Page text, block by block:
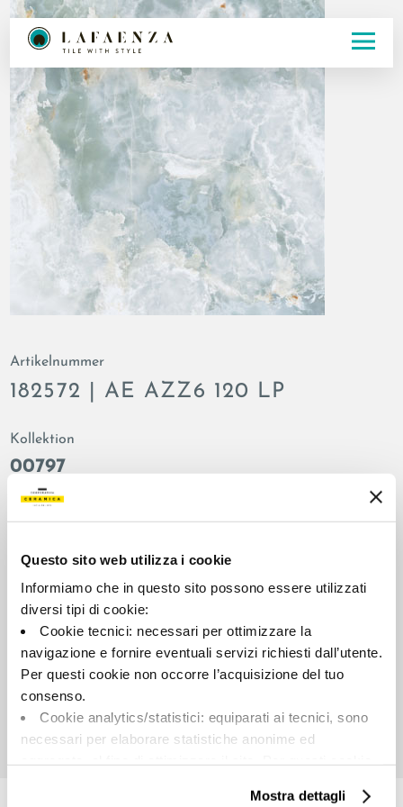
Questo sito web utilizza i cookie
Informiamo che in questo sito possono essere utilizzati
diversi tipi di cookie:
Cookie tecnici: necessari per ottimizzare la
navigazione e fornire eventuali servizi richiesti dall’utente.
Per questi cookie non occorre l’acquisizione del tuo
consenso.
Cookie analytics/statistici: equiparati ai tecnici, sono
necessari per elaborare statistiche anonime ed
Cookie di profilazione/marketing: sono utilizzati, solo
Mostra dettagli
Artikelnummer
182572 | AE AZZ6 120 LP
Kollektion
00797
Farbe:
Blau
Schlicht
Format:
120.0x120.0
anpoliert
glänzend
Schattierung:
Maßeinheit:
MQ